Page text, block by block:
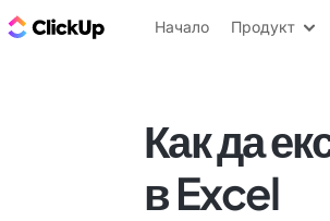
ClickUp блог
Начало Продукт
Как да
в Excel